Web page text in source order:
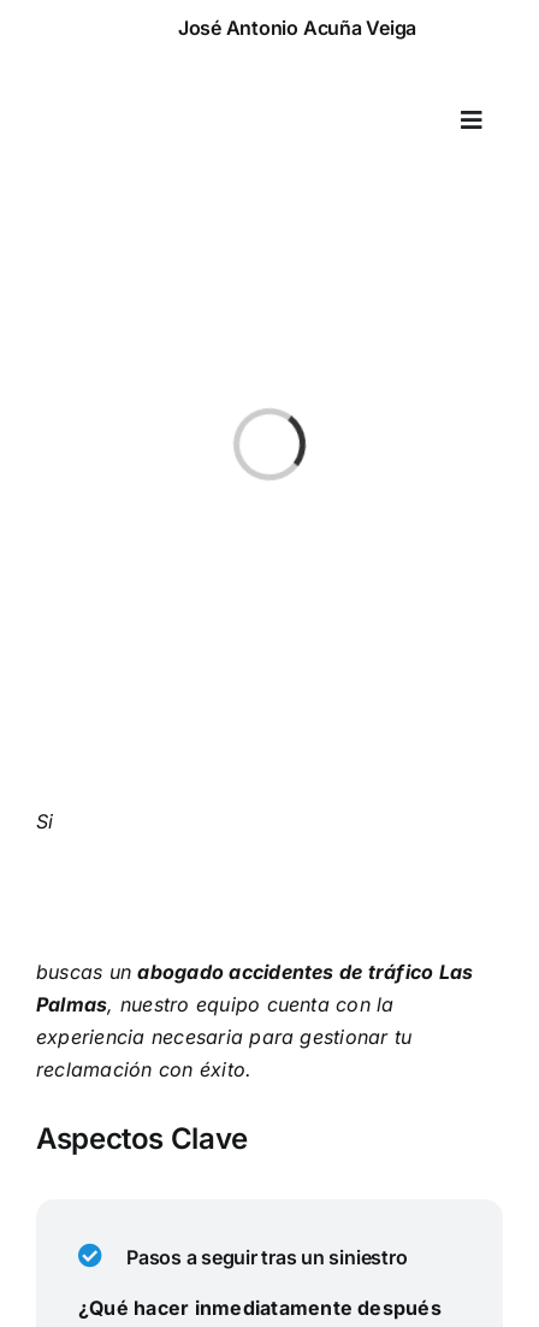
José Antonio Acuña Veiga
Toggle
Cargando...
Si
buscas unabogado accidentes de tráfico Las
Palmas, nuestro equipo cuenta con la
experiencia necesaria para gestionar tu
reclamación con éxito.
Aspectos Clave
Pasos a seguir tras un siniestro
¿Qué hacer inmediatamente después